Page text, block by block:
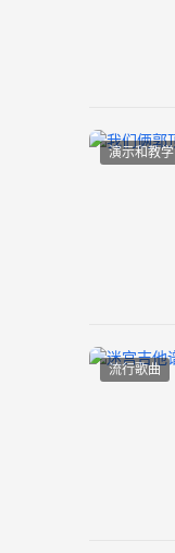
演示和教学
流行歌曲